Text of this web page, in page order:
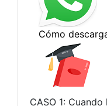
CASO 1: